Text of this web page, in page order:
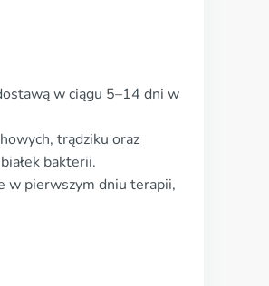
w ciągu 5–14 dni w
trądziku oraz
bakterii.
w pierwszym dniu terapii,